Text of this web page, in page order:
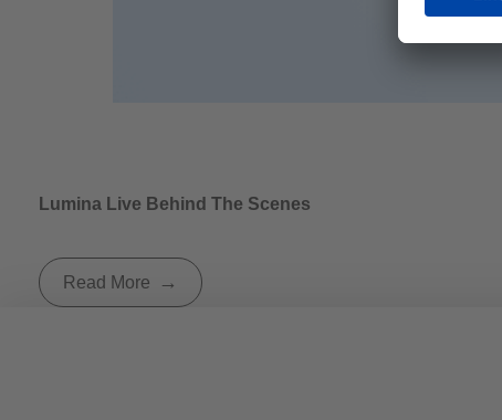
Lumina Live Behind The Scenes
Read More